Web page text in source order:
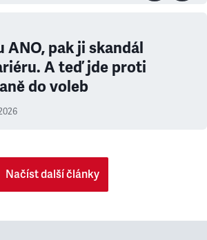
ANO, pak ji skandál
A teď jde proti
do voleb
Načíst další články